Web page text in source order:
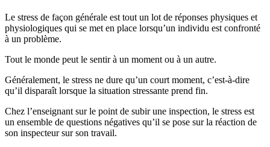
Le stress de façon générale est tout un lot de réponses physiques et
physiologiques qui se met en place lorsqu’un individu est confronté
à un problème.
Tout le monde peut le sentir à un moment ou à un autre.
Généralement, le stress ne dure qu’un court moment, c’est-à-dire
qu’il disparaît lorsque la situation stressante prend fin.
Chez l’enseignant sur le point de subir une inspection, le stress est
un ensemble de questions négatives qu’il se pose sur la réaction de
son inspecteur sur son travail.